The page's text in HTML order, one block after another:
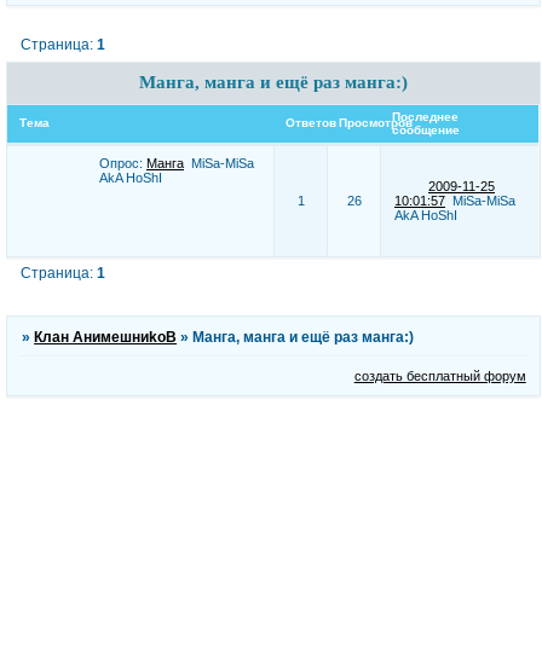
Манга, манга и ещё раз манга:)
Страница:1
Тема ОтветовПросмотровПоследнее
сообщение
Опрос: Манга MiSa-MiSa
AkA HoShI
1
26
2009-11-25
10:01:57 MiSa-MiSa
AkA HoShI
Страница:1
» Клан АнимешниkоВ » Манга, манга и ещё раз манга:)
создать бесплатный форум